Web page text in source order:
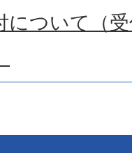
について（